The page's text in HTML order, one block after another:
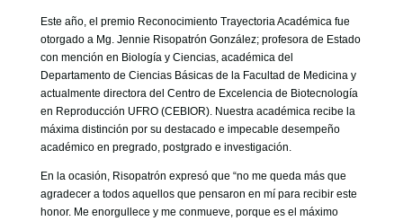
Este año, el premio Reconocimiento Trayectoria Académica fue
otorgado a Mg. Jennie Risopatrón González; profesora de Estado
con mención en Biología y Ciencias, académica del
Departamento de Ciencias Básicas de la Facultad de Medicina y
actualmente directora del Centro de Excelencia de Biotecnología
en Reproducción UFRO (CEBIOR). Nuestra académica recibe la
máxima distinción por su destacado e impecable desempeño
académico en pregrado, postgrado e investigación.
En la ocasión, Risopatrón expresó que “no me queda más que
agradecer a todos aquellos que pensaron en mí para recibir este
honor. Me enorgullece y me conmueve, porque es el máximo